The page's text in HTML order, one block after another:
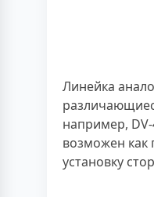
Линейка
например,
возможен как
установку